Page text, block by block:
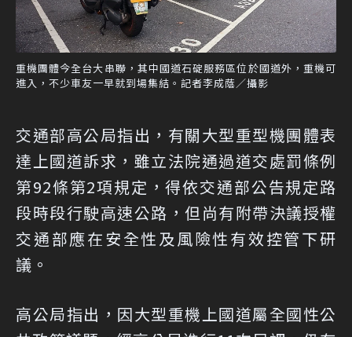
重機團體今全台大串聯，其中國道石碇服務區位於國道外，重機可
進入，不少車友一早就到場集結。記者李成蔭／攝影
交通部高公局指出，有關大型重型機團體表
達上國道訴求，雖立法院通過道交處罰條例
第92條第2項規定，得依交通部公告規定路
段時段行駛高速公路，但尚有附帶決議授權
交通部應在安全性及風險性有效控管下研
議。
高公局指出，因大型重機上國道屬全國性公